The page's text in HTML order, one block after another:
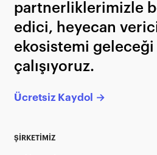
partnerliklerimizle
edici, heyecan
ekosistemi
çalışıyoruz.
Ücretsiz Kaydol →
ŞİRKETİMİZ